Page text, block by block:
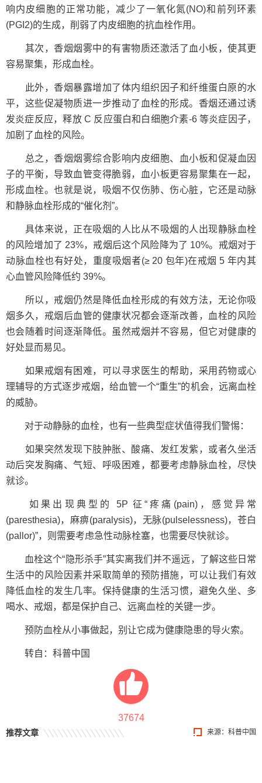
响内皮细胞的正常功能，减少了一氧化氮(NO)和前列环素
(PGI2)的生成，削弱了内皮细胞的抗血栓作用。
其次，香烟烟雾中的有害物质还激活了血小板，使其更
容易聚集，形成血栓。
此外，香烟暴露增加了体内组织因子和纤维蛋白原的水
平，这些促凝物质进一步推动了血栓的形成。香烟还通过诱
发炎症反应，释放 C 反应蛋白和白细胞介素-6 等炎症因子，
加剧了血栓的风险。
总之，香烟烟雾综合影响内皮细胞、血小板和促凝血因
子的平衡，导致血管变得脆弱，血小板更容易聚集在一起，
形成血栓。也就是说，吸烟不仅伤肺、伤心脏，它还是动脉
和静脉血栓形成的“催化剂”。
具体来说，正在吸烟的人比从不吸烟的人出现静脉血栓
的风险增加了 23%，戒烟后这个风险降为了 10%。戒烟对于
动脉血栓也有好处，重度吸烟者(≥ 20 包年)在戒烟 5 年内其
心血管风险降低约 39%。
所以，戒烟仍然是降低血栓形成的有效方法，无论你吸
烟多久，戒烟后血管的健康状况都会逐渐改善，血栓的风险
也会随着时间逐渐降低。虽然戒烟并不容易，但它对健康的
好处显而易见。
如果戒烟有困难，可以寻求医生的帮助，采用药物或心
理辅导的方式逐步戒烟，给血管一个“重生”的机会，远离血栓
的威胁。
对于动静脉的血栓，也有一些典型症状值得我们警惕：
如果突然发现下肢肿胀、酸痛、发红发紫，或者久坐活
动后突发胸痛、气短、呼吸困难，都要考虑静脉血栓，尽快
就诊。
如果出现典型的 5P 征“疼痛(pain)，感觉异常
(paresthesia)，麻痹(paralysis)，无脉(pulselessness)，苍白
(pallor)”，则需要考虑急性动脉栓塞，也需要尽快就诊。
血栓这个“隐形杀手”其实离我们并不遥远，了解这些日常
生活中的风险因素并采取简单的预防措施，可以让我们有效
降低血栓的发生几率。保持健康的生活习惯，避免久坐、多
喝水、戒烟，都是保护自己、远离血栓的关键一步。
预防血栓从小事做起，别让它成为健康隐患的导火索。
转自：科普中国
37674
来源：科普中国
推荐文章